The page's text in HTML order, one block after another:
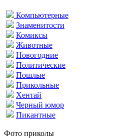
Компьютерные
Знаменитости
Комиксы
Животные
Новогодние
Политические
Пошлые
Прикольные
Хентай
Черный юмор
Пикантные
Фото приколы